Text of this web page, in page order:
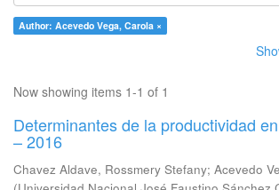
Author: Acevedo Vega, Carola ×
Now showing items 1-1 of 1
Determinantes de la productividad
– 2016
Chavez Aldave, Rossmery Stefany; Acevedo